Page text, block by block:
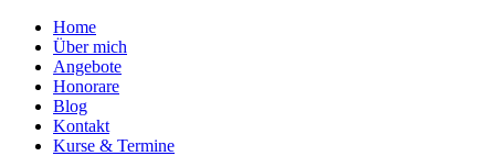
Home
Über mich
Angebote
Honorare
Blog
Kontakt
Kurse & Termine